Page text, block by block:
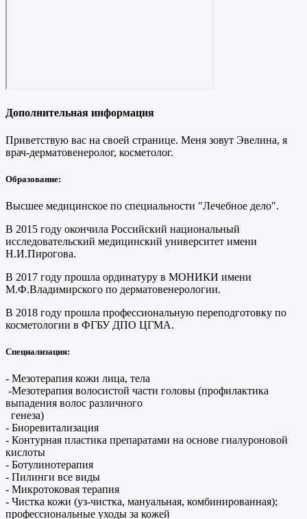
Дополнительная информация
Приветствую вас на своей странице. Меня зовут Эвелина, я
врач-дерматовенеролог, косметолог.
Образование:
Высшее медицинское по специальности "Лечебное дело".
В 2015 году окончила Российский национальный
исследовательский медицинский университет имени
Н.И.Пирогова.
В 2017 году прошла ординатуру в МОНИКИ имени
М.Ф.Владимирского по дерматовенерологии.
В 2018 году прошла профессиональную переподготовку по
косметологии в ФГБУ ДПО ЦГМА.
Специализация:
- Мезотерапия кожи лица, тела
-Мезотерапия волосистой части головы (профилактика
выпадения волос различного
генеза)
- Биоревитализация
- Контурная пластика препаратами на основе гиалуроновой
кислоты
- Ботулинотерапия
- Пилинги все виды
- Микротоковая терапия
- Чистка кожи (уз-чистка, мануальная, комбинированная);
профессиональные уходы за кожей